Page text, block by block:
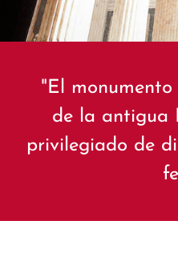
"El
de la antigua
privilegiado de